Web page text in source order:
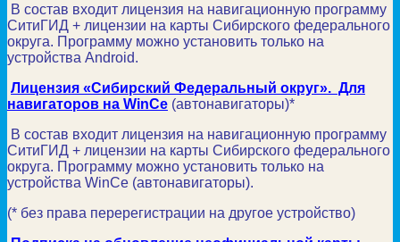
В состав входит лицензия на навигационную программу
СитиГИД + лицензии на карты Сибирского федерального
округа. Программу можно установить только на
устройства Android.
Лицензия «Сибирский Федеральный округ». Для
навигаторов на WinCe (автонавигаторы)*
В состав входит лицензия на навигационную программу
СитиГИД + лицензии на карты Сибирского федерального
округа. Программу можно установить только на
устройства WinCe (автонавигаторы).
(* без права перерегистрации на другое устройство)